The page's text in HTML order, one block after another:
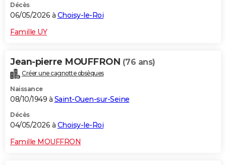
Décès
06/05/2026 à Choisy-le-Roi
Famille UY
Jean-pierre MOUFFRON (76 ans)
Créer une cagnotte obsèques
Naissance
08/10/1949 à Saint-Ouen-sur-Seine
Décès
04/05/2026 à Choisy-le-Roi
Famille MOUFFRON